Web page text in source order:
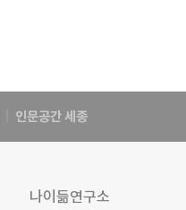
인문공간 세종
나이듦연구소